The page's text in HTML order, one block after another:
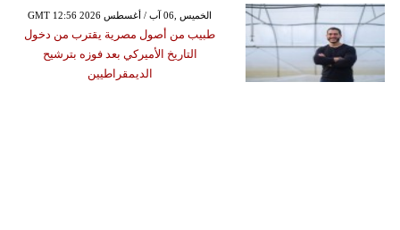
GMT 12:56 2026 الخميس ,06 آب / أغسطس
طبيب من أصول مصرية يقترب من دخول
التاريخ الأميركي بعد فوزه بترشيح
الديمقراطيين